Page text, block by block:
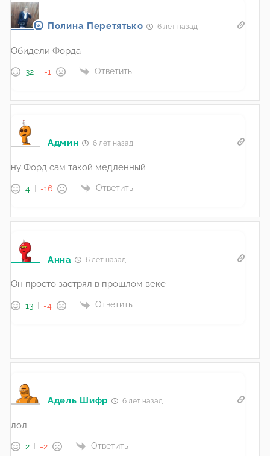
Полина Перетятько 6 лет назад
Обидели Форда
32 -1 Ответить
Админ 6 лет назад
ну Форд сам такой медленный
4 -16 Ответить
Анна 6 лет назад
Он просто застрял в прошлом веке
13 -4 Ответить
Адель Шифр 6 лет назад
лол
2 -2 Ответить